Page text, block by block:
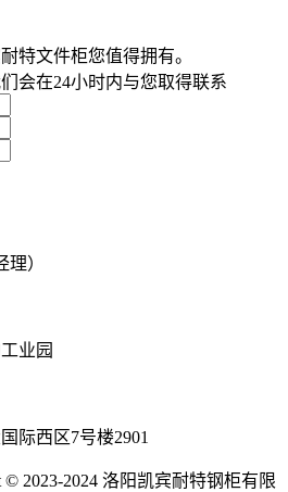
特文件柜您值得拥有。
会在24小时内与您取得联系
）
业园
际西区7号楼2901
2023-2024 洛阳凯宾耐特钢柜有限